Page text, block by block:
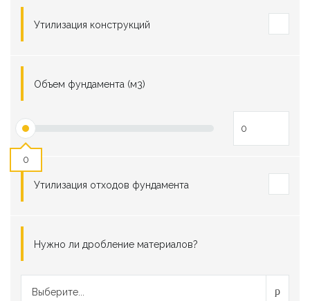
Утилизация конструкций
Объем фундамента (м3)
0
Утилизация отходов фундамента
Нужно ли дробление материалов?
Выберите...